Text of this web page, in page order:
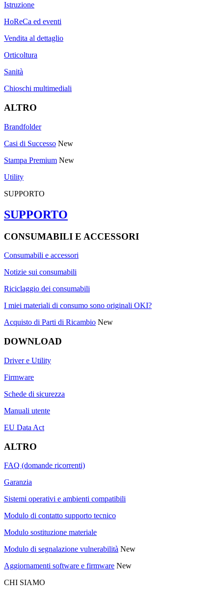
Istruzione
HoReCa ed eventi
Vendita al dettaglio
Orticoltura
Sanità
Chioschi multimediali
ALTRO
Brandfolder
Casi di Successo New
Stampa Premium New
Utility
SUPPORTO
SUPPORTO
CONSUMABILI E ACCESSORI
Consumabili e accessori
Notizie sui consumabili
Riciclaggio dei consumabili
I miei materiali di consumo sono originali OKI?
Acquisto di Parti di Ricambio New
DOWNLOAD
Driver e Utility
Firmware
Schede di sicurezza
Manuali utente
EU Data Act
ALTRO
FAQ (domande ricorrenti)
Garanzia
Sistemi operativi e ambienti compatibili
Modulo di contatto supporto tecnico
Modulo sostituzione materiale
Modulo di segnalazione vulnerabilità New
Aggiornamenti software e firmware New
CHI SIAMO